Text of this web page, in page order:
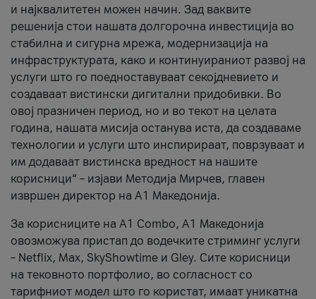
и најквалитетен можен начин. Зад ваквите
решенија стои нашата долгорочна инвестиција во
стабилна и сигурна мрежа, модернизација на
инфраструктурата, како и континуираниот развој на
услуги што го поедноставуваат секојдневието и
создаваат вистински дигитални придобивки. Во
овој празничен период, но и во текот на целата
година, нашата мисија останува иста, да создаваме
технологии и услуги што инспирираат, поврзуваат и
им додаваат вистинска вредност на нашите
корисници“ – изјави Методија Мирчев, главен
извршен директор на А1 Македонија.
За корисниците на A1 Combo, А1 Македонија
овозможува пристап до водечките стриминг услуги
– Netflix, Max, SkyShowtime и Gley. Сите корисници
на тековното портфолио, во согласност со
тарифниот модел што го користат, имаат уникатна